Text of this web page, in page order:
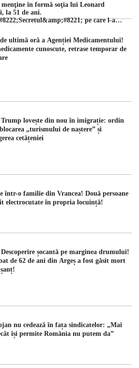
menţine în formă soţia lui Leonard
la 51 de ani.
pe care l-a
de ultimă oră a Agenției Medicamentului!
cunoscute, retrase temporar de
lovește din nou în imigrație: ordin
„turismului de naștere” și
cetățeniei
într-o familie din Vrancea! Două persoane
electrocutate în propria locuință!
Descoperire șocantă pe marginea drumului!
de 62 de ani din Argeș a fost găsit mort
nu cedează în fața sindicatelor: „Mai
își permite România nu putem da”